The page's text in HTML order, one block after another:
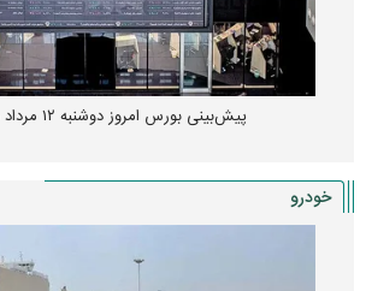
پیش‌بینی بورس امروز دوشنبه ۱۲ مرداد ماه ۱۴۰۵
خودرو